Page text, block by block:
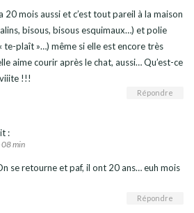
20 mois aussi et c’est tout pareil à la maison
bisous, bisous esquimaux…) et polie
te-plaît »…) même si elle est encore très
aime courir après le chat, aussi… Qu’est-ce
!!!
Répondre
:
min
se retourne et paf, il ont 20 ans… euh mois
Répondre